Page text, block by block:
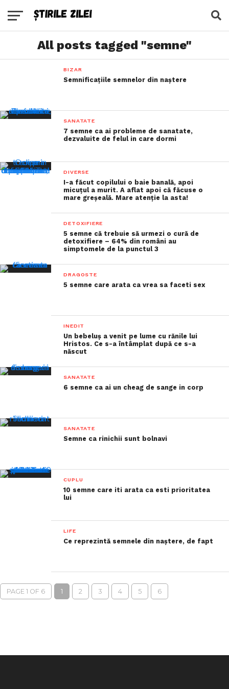
All posts tagged "semne"
BIZAR
Semnificațiile semnelor din naștere
SANATATE
7 semne ca ai probleme de sanatate,
dezvaluite de felul in care dormi
DIVERSE
I-a făcut copilului o baie banală, apoi
micuțul a murit. A aflat apoi că făcuse o
mare greșeală. Mare atenție la asta!
DETOXIFIERE
5 semne că trebuie să urmezi o cură de
detoxifiere – 64% din români au
simptomele de la punctul 3
DRAGOSTE
5 semne care arata ca vrea sa faceti sex
INEDIT
Un bebeluș a venit pe lume cu rănile lui
Hristos. Ce s-a întâmplat după ce s-a
născut
SANATATE
6 semne ca ai un cheag de sange in corp
SANATATE
Semne ca rinichii sunt bolnavi
CUPLU
10 semne care iti arata ca esti prioritatea
lui
LIFE
Ce reprezintă semnele din naștere, de fapt
PAGE 1 OF 6 1 2 3 4 5 6